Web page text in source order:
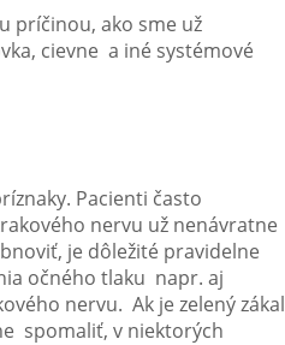
príčinou, ako sme už
cievne a iné systémové
Pacienti často
nervu už nenávratne
je dôležité pravidelne
očného tlaku napr. aj
nervu. Ak je zelený zákal
spomaliť, v niektorých